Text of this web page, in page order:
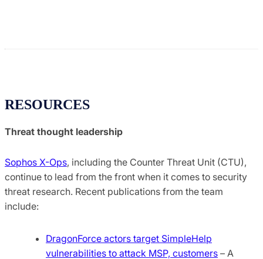
RESOURCES
Threat thought leadership
Sophos X-Ops, including the Counter Threat Unit (CTU),
continue to lead from the front when it comes to security
threat research. Recent publications from the team
include:
DragonForce actors target SimpleHelp
vulnerabilities to attack MSP, customers – A